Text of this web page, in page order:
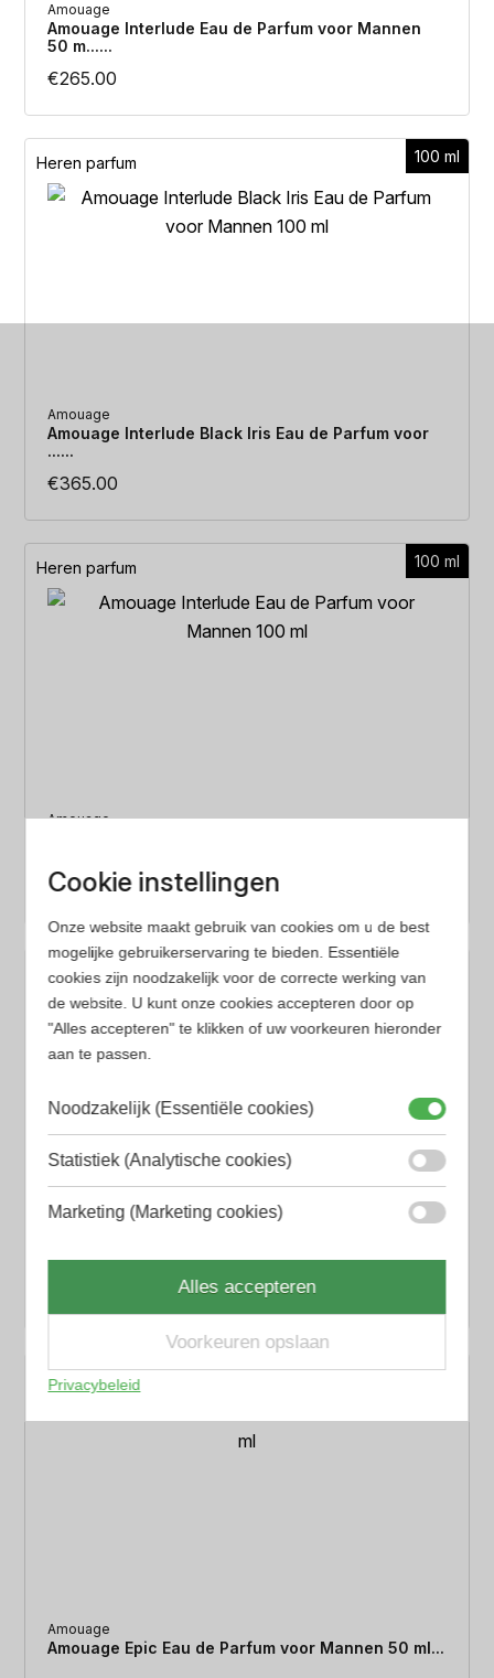
Amouage
Amouage Interlude Eau de Parfum voor Mannen
50 m......
€265.00
100 ml
Heren parfum
Amouage
Amouage Interlude Black Iris Eau de Parfum voor
......
€365.00
100 ml
Heren parfum
Amouage
€365.00
Heren parfum
ml...
50 ml
Heren parfum
Amouage
Amouage Epic Eau de Parfum voor Mannen 50 ml...